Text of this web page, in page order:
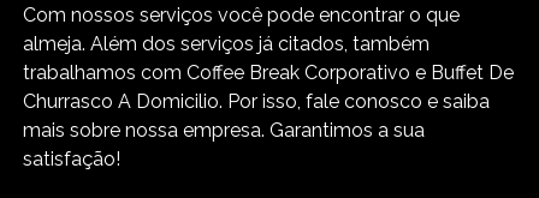
Com nossos serviços você pode encontrar o que
almeja. Além dos serviços já citados, também
trabalhamos com Coffee Break Corporativo e Buffet De
Churrasco A Domicilio. Por isso, fale conosco e saiba
mais sobre nossa empresa. Garantimos a sua
satisfação!